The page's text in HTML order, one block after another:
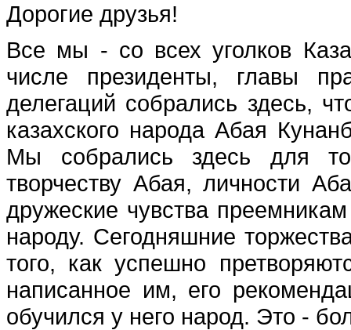
Дорогие друзья!
Все мы - со всех уголков
числе президенты, главы
делегаций собрались здесь,
казахского народа Абая
Мы собрались здесь для
творчеству Абая, личности
дружеские чувства
народу. Сегодняшние
того, как успешно
написанное им, его
обучился у него народ. Это -